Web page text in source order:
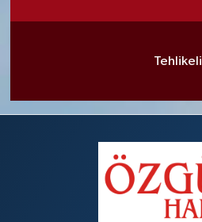
Tehlikeli